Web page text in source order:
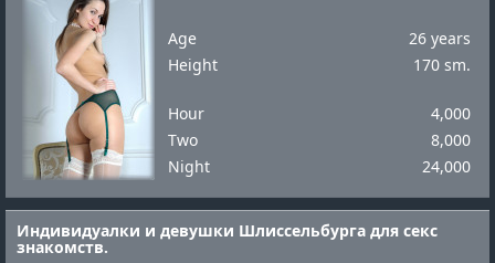
Age
26 years
Height
170 sm.
Hour
4,000
Two
8,000
Night
24,000
Индивидуалки и девушки Шлиссельбурга для секс
знакомств.